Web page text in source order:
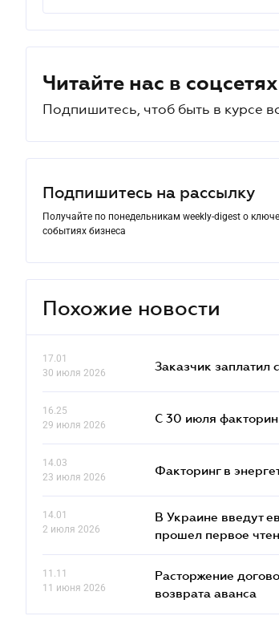
Читайте нас в
Подпишитесь, чтоб быть в курсе
Подпишитесь на рассылку
Получайте по понедельникам weekly-digest о
событиях бизнеса
Похожие новости
17.01
30 июля 2026
Заказчик заплатил
16.25
29 июля 2026
С 30 июля
14.03
23 июля 2026
Факторинг в
14.01
2 июля 2026
В Украине введут
прошел первое
11.11
11 июня 2026
Расторжение
возврата аванса